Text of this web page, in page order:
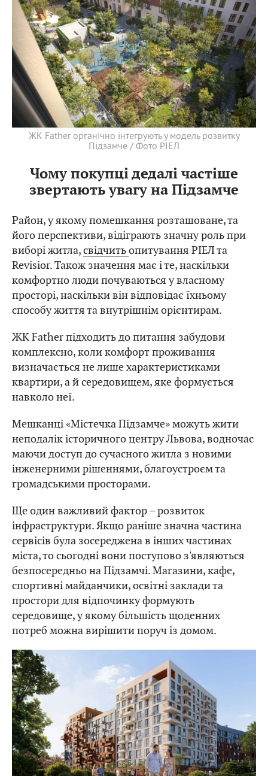
ЖК Father органічно інтегрують у модель розвитку
Підзамче / Фото РІЕЛ
Чому покупці дедалі частіше
звертають увагу на Підзамче
Район, у якому помешкання розташоване, та
його перспективи, відіграють значну роль при
виборі житла,свідчитьопитування РІЕЛ та
Revisior. Також значення має і те, наскільки
комфортно люди почуваються у власному
просторі, наскільки він відповідає їхньому
способу життя та внутрішнім орієнтирам.
ЖК Father підходить до питання забудови
комплексно, коли комфорт проживання
визначається не лише характеристиками
квартири, а й середовищем, яке формується
навколо неї.
Мешканці «Містечка Підзамче» можуть жити
неподалік історичного центру Львова, водночас
маючи доступ до сучасного житла з новими
інженерними рішеннями, благоустроєм та
громадськими просторами.
Ще один важливий фактор – розвиток
інфраструктури. Якщо раніше значна частина
сервісів була зосереджена в інших частинах
міста, то сьогодні вони поступово з'являються
безпосередньо на Підзамчі. Магазини, кафе,
спортивні майданчики, освітні заклади та
простори для відпочинку формують
середовище, у якому більшість щоденних
потреб можна вирішити поруч із домом.